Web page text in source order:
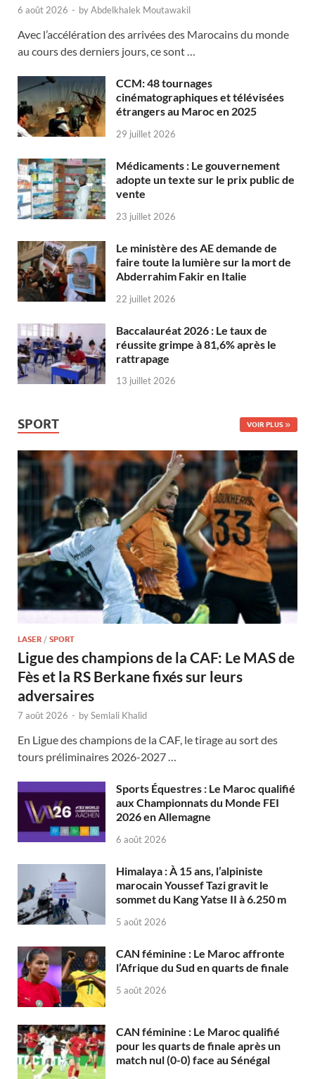
6 août 2026 - byAbdelkhalek Moutawakil
Avec l’accélération des arrivées des Marocains du monde
au cours des derniers jours, ce sont …
CCM: 48 tournages
cinématographiques et télévisées
étrangers au Maroc en 2025
29 juillet 2026
Médicaments : Le gouvernement
adopte un texte sur le prix public de
vente
23 juillet 2026
Le ministère des AE demande de
faire toute la lumière sur la mort de
Abderrahim Fakir en Italie
22 juillet 2026
Baccalauréat 2026 : Le taux de
réussite grimpe à 81,6% après le
rattrapage
13 juillet 2026
SPORT VOIR PLUS
LASER / SPORT
Ligue des champions de la CAF: Le MAS de
Fès et la RS Berkane fixés sur leurs
adversaires
7 août 2026 - bySemlali Khalid
En Ligue des champions de la CAF, le tirage au sort des
tours préliminaires 2026-2027 …
Sports Équestres : Le Maroc qualifié
aux Championnats du Monde FEI
2026 en Allemagne
6 août 2026
Himalaya : À 15 ans, l’alpiniste
marocain Youssef Tazi gravit le
sommet du Kang Yatse II à 6.250 m
5 août 2026
CAN féminine : Le Maroc affronte
l’Afrique du Sud en quarts de finale
5 août 2026
CAN féminine : Le Maroc qualifié
pour les quarts de finale après un
match nul (0-0) face au Sénégal